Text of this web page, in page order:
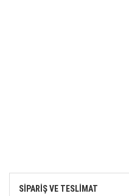
SİPARİŞ VE TESLİMAT